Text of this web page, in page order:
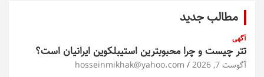
مطالب جدید
آگهی
تتر چیست و چرا محبوبترین استیبلکوین ایرانیان است؟
آگوست 7, 2026 hosseinmikhak@yahoo.com